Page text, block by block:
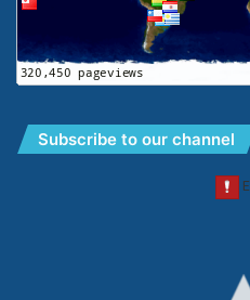
Subscribe to our channel